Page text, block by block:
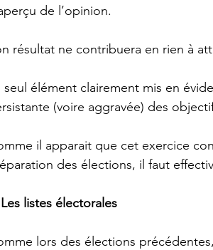
de l’opinion.
résultat ne contribuera en rien à
seul élément clairement mis en
(voire aggravée) des
il apparait que cet exercice
des élections, il faut
listes électorales
lors des élections